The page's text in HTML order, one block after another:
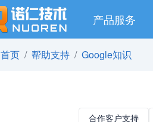
产品服务
首页 帮助支持 Google知识
合作客户支持